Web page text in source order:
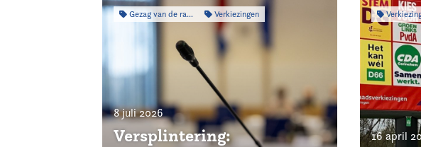
Gezag van de raad Verkiezingen
8 juli 2026
Versplintering:
16 april